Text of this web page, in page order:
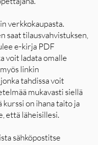
verkkokaupasta.
saat tilausvahvistuksen,
e-kirja PDF
voit ladata omalle
linkin
tahdissa voit
mukavasti siellä
kurssi on ihana taito ja
että läheisillesi.
sähköpostitse